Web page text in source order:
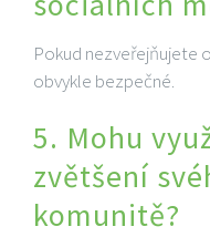
Pokud nezveřejňujete
obvykle bezpečné.
5. Mohu
zvětšení
komunitě?